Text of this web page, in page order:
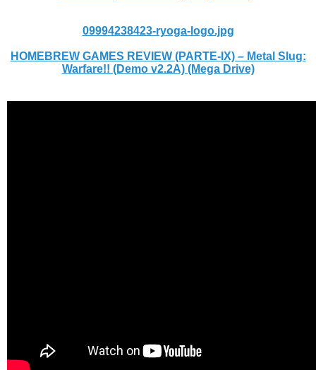
09994238423-ryoga-logo.jpg
HOMEBREW GAMES REVIEW (PARTE-IX) – Metal Slug:
Warfare!! (Demo v2.2A) (Mega Drive)